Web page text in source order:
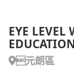
EYE LEVEL
元朗區